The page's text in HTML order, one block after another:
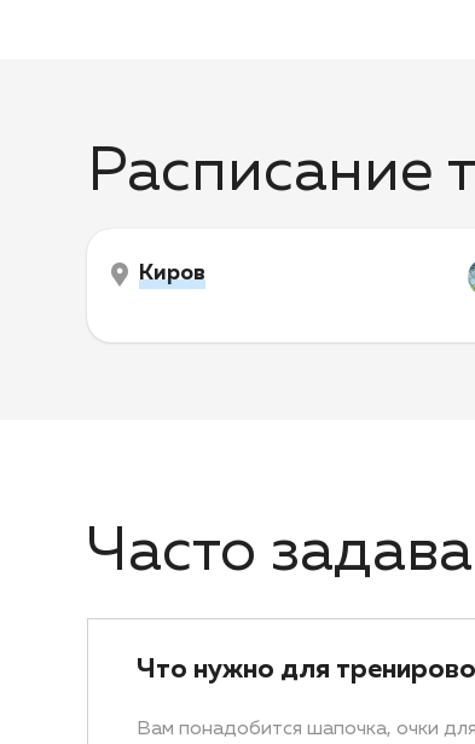
Расписание
Киров
Часто
Что нужно для
Вам понадобится шапочка, очки